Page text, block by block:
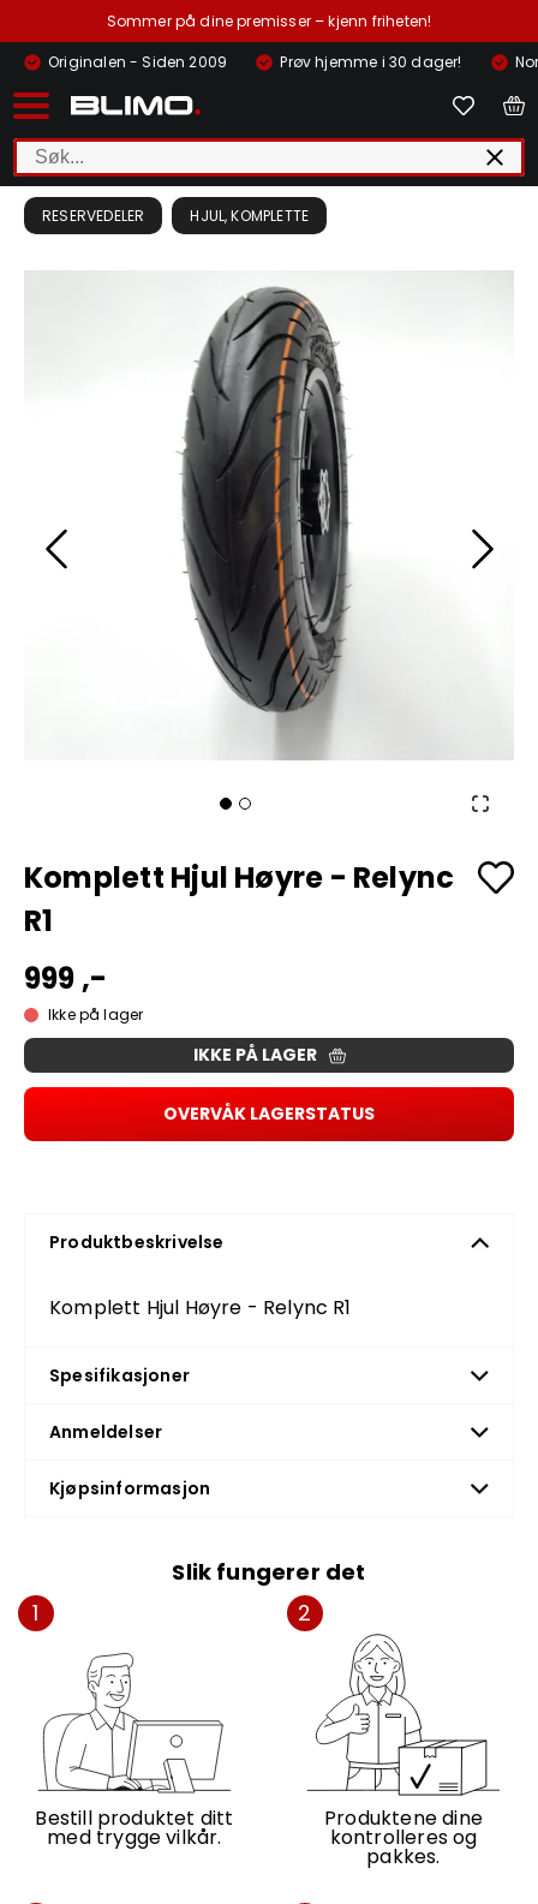
Sommer på dine premisser – kjenn friheten!
Originalen - Siden 2009
Prøv hjemme i 30 dager!
RESERVEDELER HJUL, KOMPLETTE
Komplett Hjul Høyre - Relync
R1
999 ,-
Ikke på lager
IKKE PÅ LAGER
OVERVÅK LAGERSTATUS
Produktbeskrivelse
Komplett Hjul Høyre - Relync R1
Spesifikasjoner
Anmeldelser
Kjøpsinformasjon
Slik fungerer det
1
Bestill produktet ditt
med trygge vilkår.
2
Produktene dine
kontrolleres og
pakkes.